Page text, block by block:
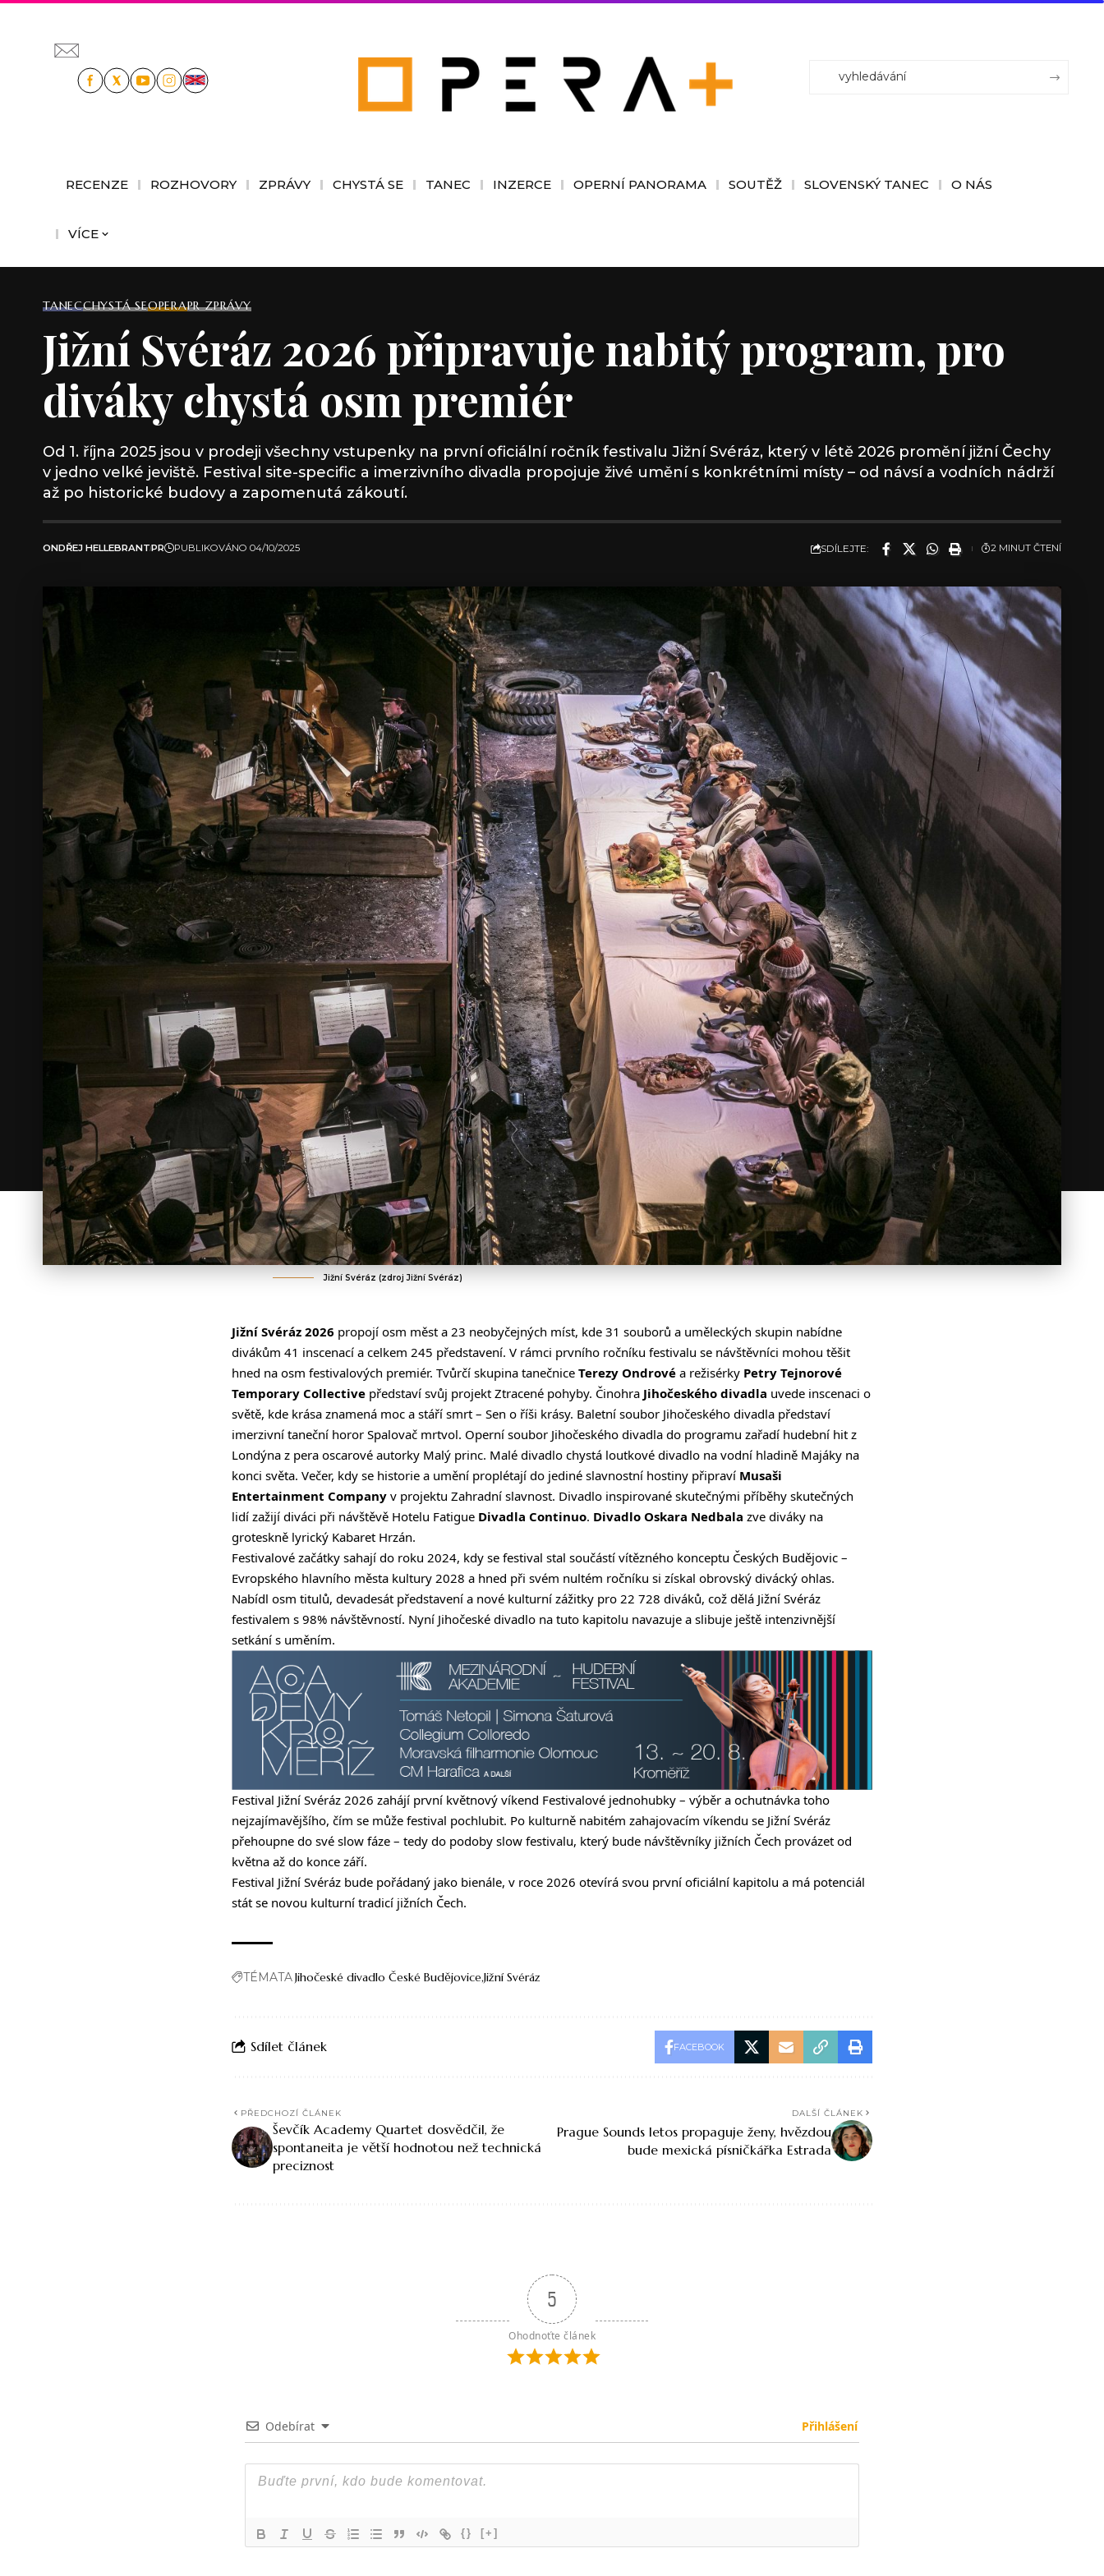
RECENZE ROZHOVORY ZPRÁVY CHYSTÁ SE TANEC INZERCE OPERNÍ PANORAMA SOUTĚŽ SLOVENSKÝ TANEC O NÁS
VÍCE
TANECCHYSTÁ SEOPERAPR ZPRÁVY
Jižní Svéráz 2026 připravuje nabitý program, pro
diváky chystá osm premiér
Od 1. října 2025 jsou v prodeji všechny vstupenky na první oficiální ročník festivalu Jižní Svéráz, který v létě 2026 promění jižní Čechy
v jedno velké jeviště. Festival site-specific a imerzivního divadla propojuje živé umění s konkrétními místy – od návsí a vodních nádrží
až po historické budovy a zapomenutá zákoutí.
ONDŘEJ HELLEBRANTPR PUBLIKOVÁNO 04/10/2025 SDÍLEJTE: 2 MINUT ČTENÍ
Jižní Svéráz (zdroj Jižní Svéráz)
Jižní Svéráz 2026 propojí osm měst a 23 neobyčejných míst, kde 31 souborů a uměleckých skupin nabídne
divákům 41 inscenací a celkem 245 představení. V rámci prvního ročníku festivalu se návštěvníci mohou těšit
hned na osm festivalových premiér. Tvůrčí skupina tanečnice Terezy Ondrové a režisérky Petry Tejnorové
Temporary Collective představí svůj projekt Ztracené pohyby. Činohra Jihočeského divadla uvede inscenaci o
světě, kde krása znamená moc a stáří smrt – Sen o říši krásy. Baletní soubor Jihočeského divadla představí
imerzivní taneční horor Spalovač mrtvol. Operní soubor Jihočeského divadla do programu zařadí hudební hit z
Londýna z pera oscarové autorky Malý princ. Malé divadlo chystá loutkové divadlo na vodní hladině Majáky na
konci světa. Večer, kdy se historie a umění proplétají do jediné slavnostní hostiny připraví Musaši
Entertainment Company v projektu Zahradní slavnost. Divadlo inspirované skutečnými příběhy skutečných
lidí zažijí diváci při návštěvě Hotelu Fatigue Divadla Continuo. Divadlo Oskara Nedbala zve diváky na
groteskně lyrický Kabaret Hrzán.
Festivalové začátky sahají do roku 2024, kdy se festival stal součástí vítězného konceptu Českých Budějovic –
Evropského hlavního města kultury 2028 a hned při svém nultém ročníku si získal obrovský divácký ohlas.
Nabídl osm titulů, devadesát představení a nové kulturní zážitky pro 22 728 diváků, což dělá Jižní Svéráz
festivalem s 98% návštěvností. Nyní Jihočeské divadlo na tuto kapitolu navazuje a slibuje ještě intenzivnější
setkání s uměním.
Festival Jižní Svéráz 2026 zahájí první květnový víkend Festivalové jednohubky – výběr a ochutnávka toho
nejzajímavějšího, čím se může festival pochlubit. Po kulturně nabitém zahajovacím víkendu se Jižní Svéráz
přehoupne do své slow fáze – tedy do podoby slow festivalu, který bude návštěvníky jižních Čech provázet od
května až do konce září.
Festival Jižní Svéráz bude pořádaný jako bienále, v roce 2026 otevírá svou první oficiální kapitolu a má potenciál
stát se novou kulturní tradicí jižních Čech.
TÉMATAJihočeské divadlo České BudějoviceJižní Svéráz
Sdílet článek FACEBOOK
PŘEDCHOZÍ ČLÁNEK
Ševčík Academy Quartet dosvědčil, že
spontaneita je větší hodnotou než technická
preciznost
DALŠÍ ČLÁNEK
Prague Sounds letos propaguje ženy, hvězdou
bude mexická písničkářka Estrada
5
Ohodnoťte článek
Odebírat Přihlášení
{} [+]